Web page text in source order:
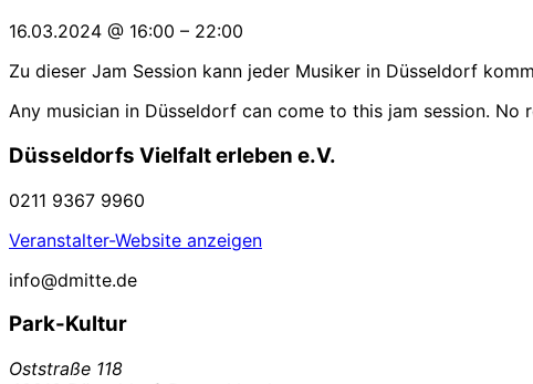
16.03.2024 @ 16:00 – 22:00
Zu dieser Jam Session kann jeder Musiker in Düsseldorf
Any musician in Düsseldorf can come to this jam session.
Düsseldorfs Vielfalt erleben e.V.
0211 9367 9960
Veranstalter-Website anzeigen
info@dmitte.de
Park-Kultur
Oststraße 118